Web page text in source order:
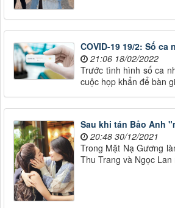
COVID-19 19/2: Số
21:06 18/02/2022
Trước tình hình số ca
cuộc họp khẩn để bàn
Sau khi tán Bảo Anh
20:48 30/12/2021
Trong Mặt Nạ Gương
Thu Trang và Ngọc